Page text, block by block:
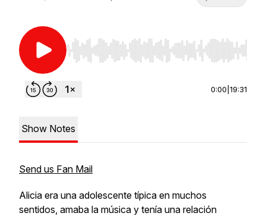
Use Left/Right to seek, Home/End to jump to
0:00 19:31
Show Notes
Send us Fan Mail
Alicia era una adolescente típica en muchos
sentidos, amaba la música y tenía una relación